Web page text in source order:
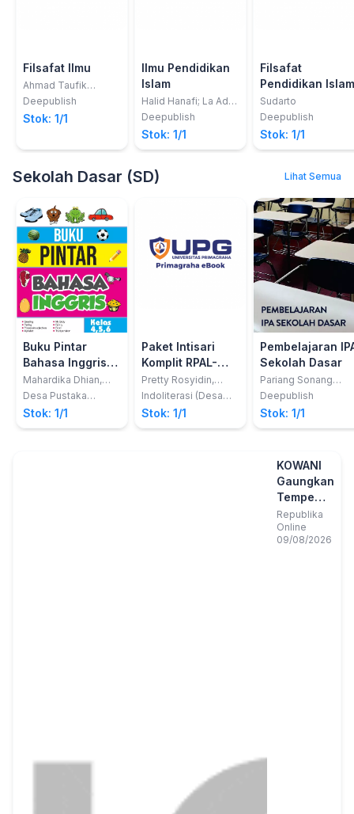
Filsafat Ilmu
Ahmad Taufik
Nasution
Deepublish
Stok: 1/1
Ilmu Pendidikan
Islam
Halid Hanafi; La Adu;
Zainuddin
Deepublish
Stok: 1/1
Filsafat
Pendidikan Islam
Sudarto
Deepublish
Stok: 1/1
Sekolah Dasar (SD) Lihat Semua
Buku Pintar
Bahasa Inggris
SD
Mahardika Dhian,
Permanasari, S.S &
Purwasih, S.S
Desa Pustaka
Indonesia
Stok: 1/1
Paket Intisari
Komplit RPAL-
RPUL &
MATEMATIKA
Untuk SD
Pretty Rosyidin,
Taufiq, Ira Septa
Indoliterasi (Desa
Pustaka Group)
Stok: 1/1
Pembelajaran
Sekolah Dasar
Pariang Sonang
Siregar
Deepublish
Stok: 1/1
KOWANI
Gaungkan
Tempe
Menuju
UNESCO,
1.000
Republika
Online
09/08/2026